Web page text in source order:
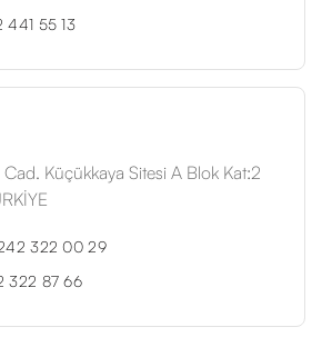
441 55 13
Küçükkaya Sitesi A Blok Kat:2
322 00 29
322 87 66